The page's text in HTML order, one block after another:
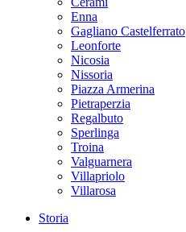
Enna
Gagliano Castelferrato
Leonforte
Nicosia
Nissoria
Piazza Armerina
Pietraperzia
Regalbuto
Sperlinga
Troina
Valguarnera
Villapriolo
Villarosa
Storia